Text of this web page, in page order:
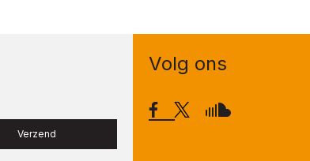
Verzend
Volg ons